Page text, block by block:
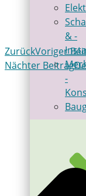
& ­
­
ZurückVoriger
Nächter Beitrag